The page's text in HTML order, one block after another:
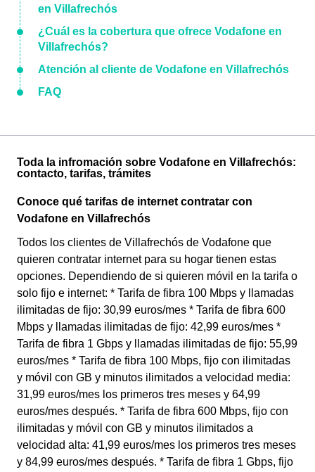
en Villafrechós
¿Cuál es la cobertura que ofrece Vodafone en
Villafrechós?
Atención al cliente de Vodafone en Villafrechós
FAQ
Toda la infromación sobre Vodafone en Villafrechós:
contacto, tarifas, trámites
Conoce qué tarifas de internet contratar con
Vodafone en Villafrechós
Todos los clientes de Villafrechós de Vodafone que
quieren contratar internet para su hogar tienen estas
opciones. Dependiendo de si quieren móvil en la tarifa o
solo fijo e internet: * Tarifa de fibra 100 Mbps y llamadas
ilimitadas de fijo: 30,99 euros/mes * Tarifa de fibra 600
Mbps y llamadas ilimitadas de fijo: 42,99 euros/mes *
Tarifa de fibra 1 Gbps y llamadas ilimitadas de fijo: 55,99
euros/mes * Tarifa de fibra 100 Mbps, fijo con ilimitadas
y móvil con GB y minutos ilimitados a velocidad media:
31,99 euros/mes los primeros tres meses y 64,99
euros/mes después. * Tarifa de fibra 600 Mbps, fijo con
ilimitadas y móvil con GB y minutos ilimitados a
velocidad alta: 41,99 euros/mes los primeros tres meses
y 84,99 euros/mes después. * Tarifa de fibra 1 Gbps, fijo